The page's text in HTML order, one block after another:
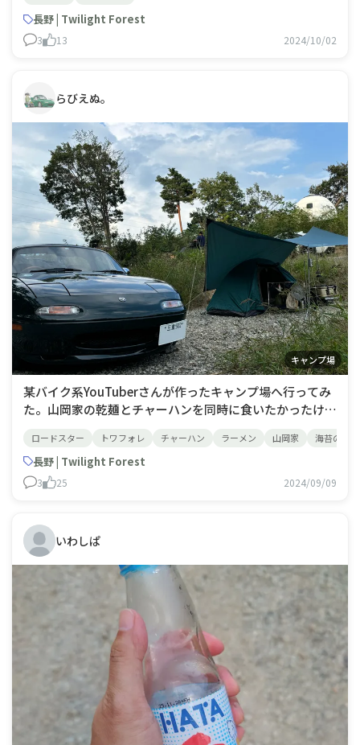
長野 | Twilight Forest
3 13 2024/10/02
らびえぬ。
キャンプ場
某バイク系YouTuberさんが作ったキャンプ場へ行ってみ
た。山岡家の乾麺とチャーハンを同時に食いたかったけ
た。
ロードスター トワフォレ チャーハン ラーメン 山岡家 海苔のせ
長野 | Twilight Forest
3 25 2024/09/09
いわしぱ